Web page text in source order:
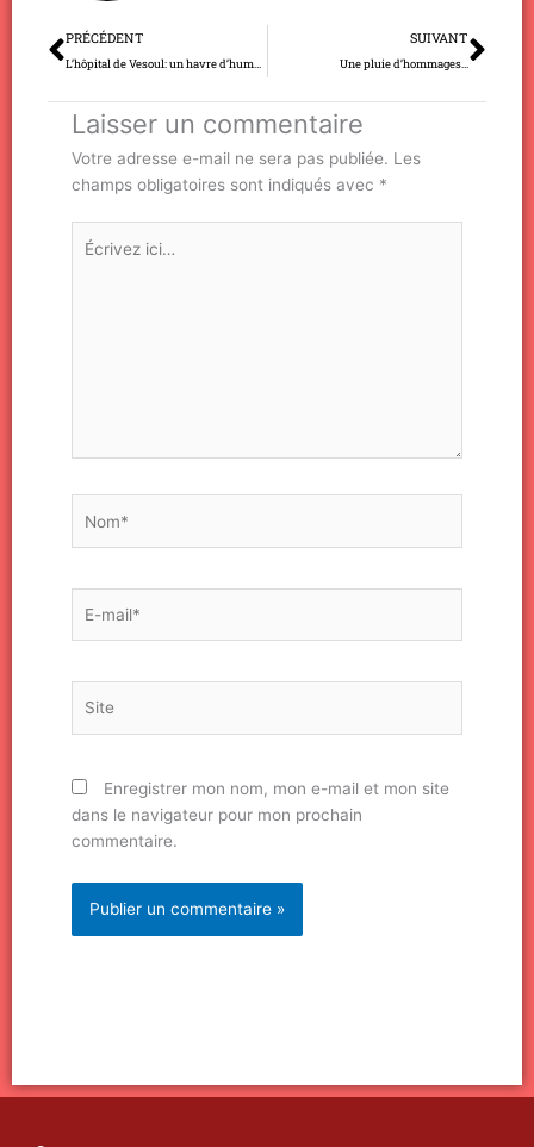
Précédent
PRÉCÉDENT
L’hôpital de Vesoul: un havre d’humanité…
SUIVANT
Une pluie d’hommages…
Laisser un commentaire
Votre adresse e-mail ne sera pas publiée. Les
champs obligatoires sont indiqués avec *
Écrivez
ici…
mail*
Enregistrer mon nom, mon e-mail et mon site
dans le navigateur pour mon prochain
commentaire.